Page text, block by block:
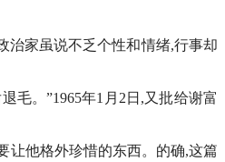
治家虽说不乏个性和情绪,行事却
毛。”1965年1月2日,又批给谢富
让他格外珍惜的东西。的确,这篇